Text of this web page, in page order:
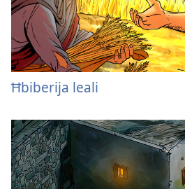
Ħbiberija leali